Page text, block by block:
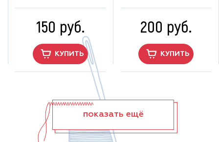
150 руб.
КУПИТЬ
200 руб.
КУПИТЬ
показать ещё